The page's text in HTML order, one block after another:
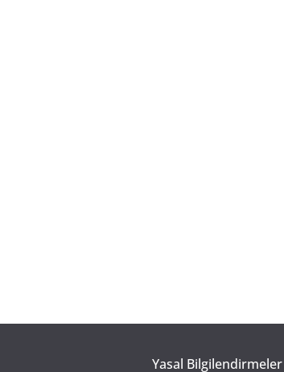
Yasal Bilgilendirmeler